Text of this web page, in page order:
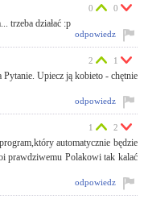
trzeba działać :p
0 0
odpowiedz
Upiecz ją kobieto - chętnie
2 1
odpowiedz
automatycznie będzie
prawdziwemu Polakowi tak kalać
1 2
odpowiedz